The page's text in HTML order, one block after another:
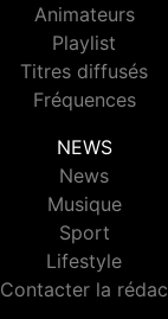
Animateurs
Playlist
Titres diffusés
Fréquences
NEWS
News
Musique
Sport
Lifestyle
Contacter la rédac